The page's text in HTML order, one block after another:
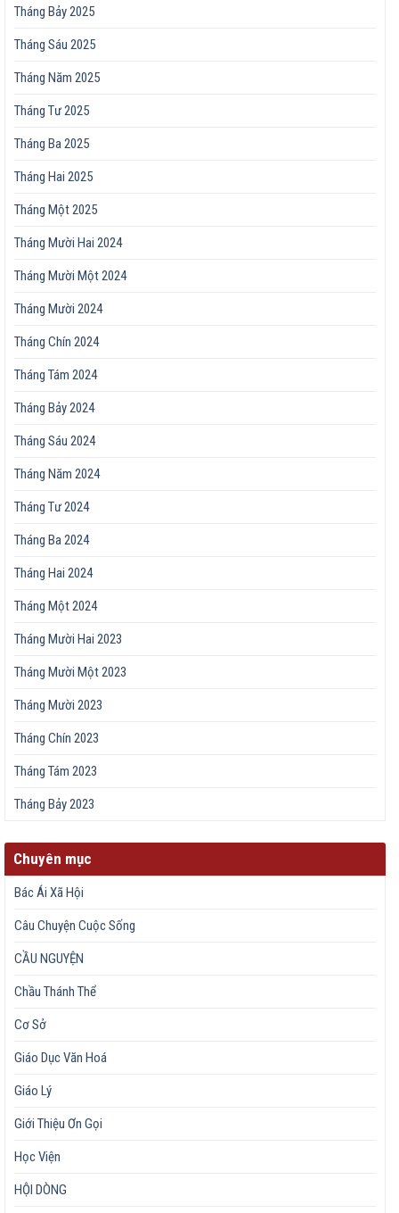
Tháng Bảy 2025
Tháng Sáu 2025
Tháng Năm 2025
Tháng Tư 2025
Tháng Ba 2025
Tháng Hai 2025
Tháng Một 2025
Tháng Mười Hai 2024
Tháng Mười Một 2024
Tháng Mười 2024
Tháng Chín 2024
Tháng Tám 2024
Tháng Bảy 2024
Tháng Sáu 2024
Tháng Năm 2024
Tháng Tư 2024
Tháng Ba 2024
Tháng Hai 2024
Tháng Một 2024
Tháng Mười Hai 2023
Tháng Mười Một 2023
Tháng Mười 2023
Tháng Chín 2023
Tháng Tám 2023
Tháng Bảy 2023
Chuyên mục
Bác Ái Xã Hội
Câu Chuyện Cuộc Sống
CẦU NGUYỆN
Chầu Thánh Thể
Cơ Sở
Giáo Dục Văn Hoá
Giáo Lý
Giới Thiệu Ơn Gọi
Học Viện
HỘI DÒNG